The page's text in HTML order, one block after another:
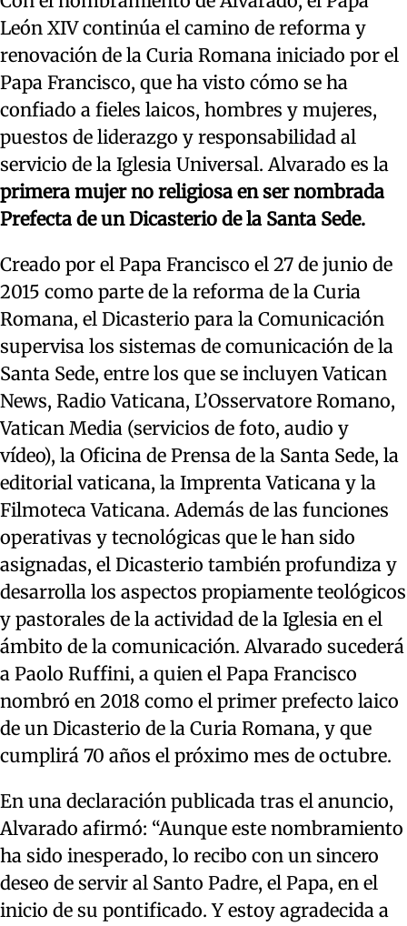
León XIV continúa el camino de reforma y
renovación de la Curia Romana iniciado por el
Papa Francisco, que ha visto cómo se ha
confiado a fieles laicos, hombres y mujeres,
puestos de liderazgo y responsabilidad al
servicio de la Iglesia Universal. Alvarado es la
primera mujer no religiosa en ser nombrada
Prefecta de un Dicasterio de la Santa Sede.
Creado por el Papa Francisco el 27 de junio de
2015 como parte de la reforma de la Curia
Romana, el Dicasterio para la Comunicación
supervisa los sistemas de comunicación de la
Santa Sede, entre los que se incluyen Vatican
News, Radio Vaticana, L’Osservatore Romano,
Vatican Media (servicios de foto, audio y
vídeo), la Oficina de Prensa de la Santa Sede, la
editorial vaticana, la Imprenta Vaticana y la
Filmoteca Vaticana. Además de las funciones
operativas y tecnológicas que le han sido
asignadas, el Dicasterio también profundiza y
desarrolla los aspectos propiamente teológicos
y pastorales de la actividad de la Iglesia en el
ámbito de la comunicación. Alvarado sucederá
a Paolo Ruffini, a quien el Papa Francisco
nombró en 2018 como el primer prefecto laico
de un Dicasterio de la Curia Romana, y que
cumplirá 70 años el próximo mes de octubre.
En una declaración publicada tras el anuncio,
Alvarado afirmó: “Aunque este nombramiento
ha sido inesperado, lo recibo con un sincero
deseo de servir al Santo Padre, el Papa, en el
inicio de su pontificado. Y estoy agradecida a